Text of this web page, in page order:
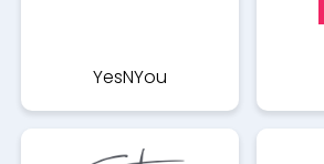
YesNYou